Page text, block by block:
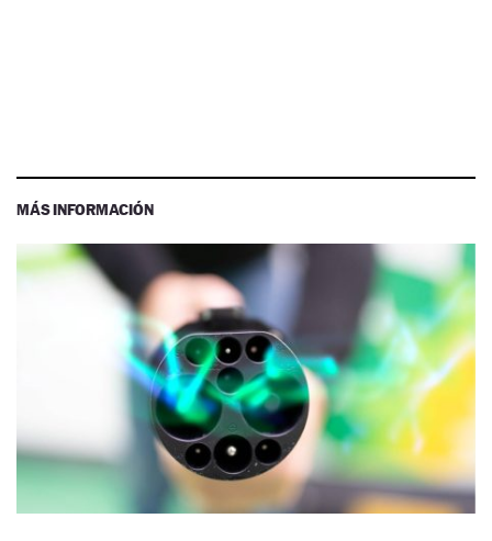
MÁS INFORMACIÓN